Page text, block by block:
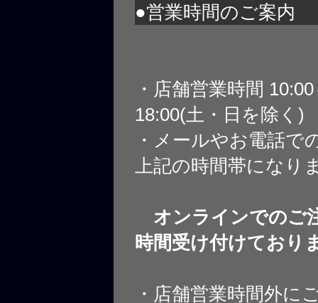
●営業時間のご案内
・店舗営業時間
18:00(土・日を除く)
・メールやお電話で
上記の時間帯になり
オンラインでのご
時間受け付けており
・店舗営業時間外に